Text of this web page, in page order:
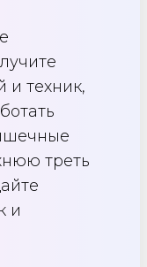
и техник,
треть
и